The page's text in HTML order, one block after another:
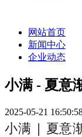
网站首页
新闻中心
企业动态
小满 - 夏意
2025-05-21
小满 | 夏意